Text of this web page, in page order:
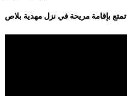
تمتع بإقامة مريحة في نزل مهدية بلاص